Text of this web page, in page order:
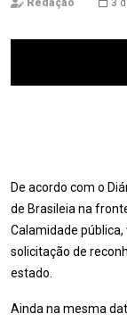
Redação 3
De acordo com o
de Brasileia na
Calamidade
solicitação de
estado.
Ainda na mesma